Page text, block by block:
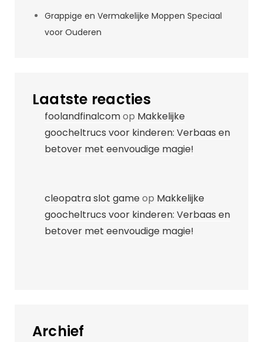
Grappige en Vermakelijke Moppen Speciaal
voor Ouderen
Laatste reacties
foolandfinalcomop Makkelijke
goocheltrucs voor kinderen: Verbaas en
betover met eenvoudige magie!
cleopatra slot gameop Makkelijke
goocheltrucs voor kinderen: Verbaas en
betover met eenvoudige magie!
Archief